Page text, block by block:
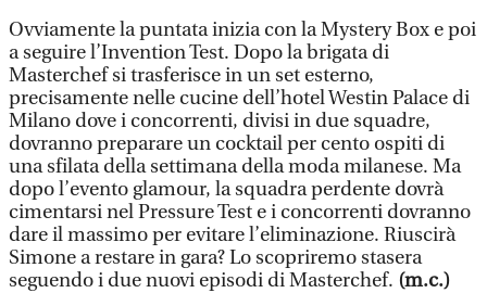
Ovviamente la puntata inizia con la Mystery Box e poi
a seguire l’Invention Test. Dopo la brigata di
Masterchef si trasferisce in un set esterno,
precisamente nelle cucine dell’hotel Westin Palace di
Milano dove i concorrenti, divisi in due squadre,
dovranno preparare un cocktail per cento ospiti di
una sfilata della settimana della moda milanese. Ma
dopo l’evento glamour, la squadra perdente dovrà
cimentarsi nel Pressure Test e i concorrenti dovranno
dare il massimo per evitare l’eliminazione. Riuscirà
Simone a restare in gara? Lo scopriremo stasera
seguendo i due nuovi episodi di Masterchef. (m.c.)